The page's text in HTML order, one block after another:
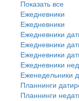
Показать все
Ежедневники
Ежедневники
Ежедневники
Ежедневники
Ежедневники
Ежедневники
Еженедельники
Планнинги
Планнинги